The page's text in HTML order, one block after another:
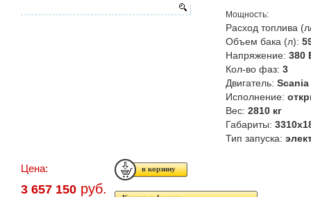
Мощность:
Расход топлива
Объем бака (л):
Напряжение: 380
Кол-во фаз: 3
Двигатель: Scania
Исполнение:
Вес: 2810 кг
Габариты:
Тип запуска:
Цена:
3 657 150 руб.